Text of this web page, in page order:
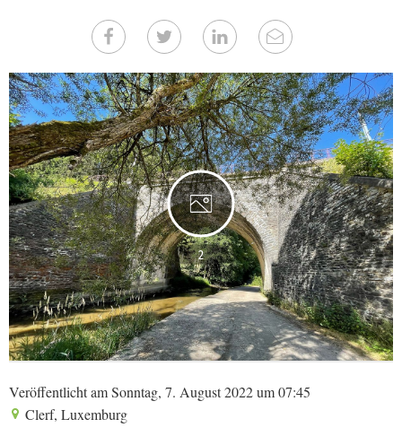
2
Veröffentlicht am Sonntag, 7. August 2022 um 07:45
Clerf, Luxemburg